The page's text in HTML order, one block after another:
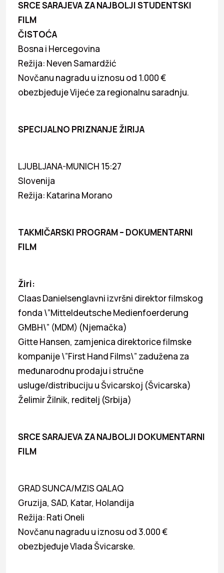
SRCE SARAJEVA ZA NAJBOLJI STUDENTSKI
FILM
ČISTOĆA
Bosna i Hercegovina
Režija: Neven Samardžić
Novčanu nagradu u iznosu od 1.000 €
obezbjeđuje Vijeće za regionalnu saradnju.
SPECIJALNO PRIZNANJE ŽIRIJA
LJUBLJANA-MUNICH 15:27
Slovenija
Režija: Katarina Morano
TAKMIČARSKI PROGRAM – DOKUMENTARNI
FILM
Žiri:
Claas Danielsenglavni izvršni direktor filmskog
fonda \”Mitteldeutsche Medienfoerderung
GMBH\” (MDM) (Njemačka)
Gitte Hansen, zamjenica direktorice filmske
kompanije \”First Hand Films\” zadužena za
međunarodnu prodaju i stručne
usluge/distribuciju u Švicarskoj (Švicarska)
Želimir Žilnik, reditelj (Srbija)
SRCE SARAJEVA ZA NAJBOLJI DOKUMENTARNI
FILM
GRAD SUNCA/MZIS QALAQ
Gruzija, SAD, Katar, Holandija
Režija: Rati Oneli
Novčanu nagradu u iznosu od 3.000 €
obezbjeđuje Vlada Švicarske.